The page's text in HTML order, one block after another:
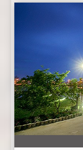
供宜蘭旅遊資訊
水質清澈可戲水
伴，且需自負自
及寧靜，晚上10
轟趴、嗑藥及違
鄉村，享有大自
蟲、水池落葉屬
諒。 ◎本館目前
竹。 ◎為了安全
移駕戶外，如發
費用(實報 實銷)
逾時進房請事先